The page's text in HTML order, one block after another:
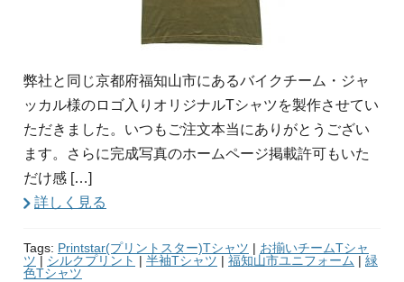
弊社と同じ京都府福知山市にあるバイクチーム・ジャ
ッカル様のロゴ入りオリジナルTシャツを製作させてい
ただきました。いつもご注文本当にありがとうござい
ます。さらに完成写真のホームページ掲載許可もいた
だけ感 […]
詳しく見る
Tags: Printstar(プリントスター)Tシャツ | お揃いチームTシャ
ツ | シルクプリント | 半袖Tシャツ | 福知山市ユニフォーム | 緑
色Tシャツ